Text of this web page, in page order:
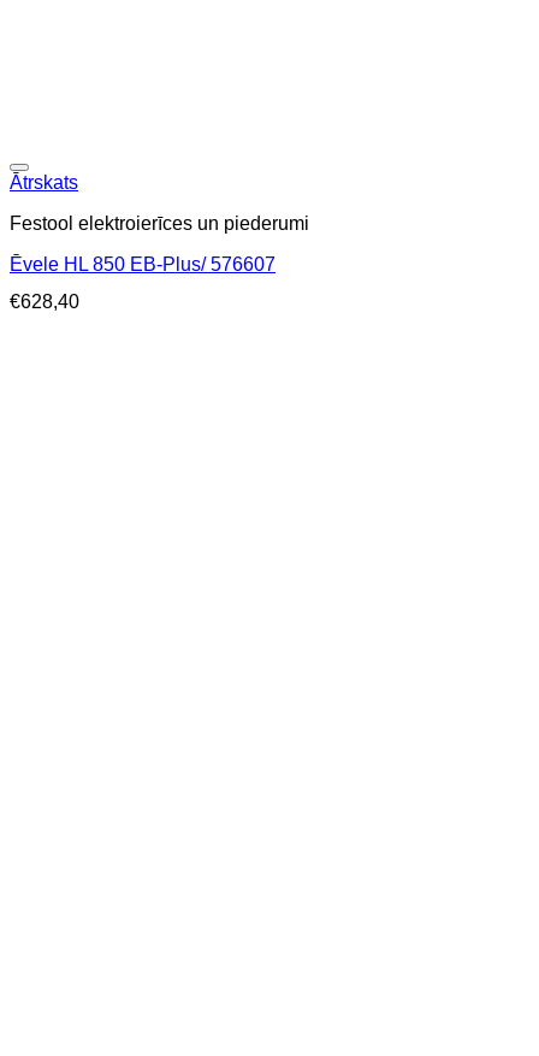
Ātrskats
Festool elektroierīces un piederumi
Ēvele HL 850 EB-Plus/ 576607
€628,40